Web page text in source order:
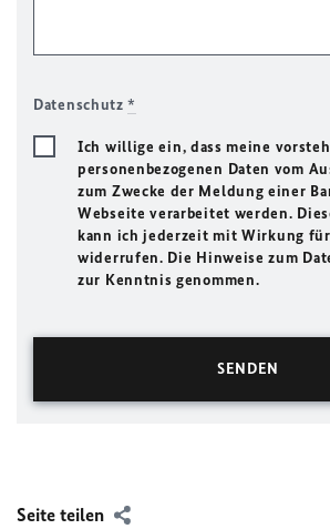
Datenschutz*
Ich willige ein, dass meine
personenbezogenen Daten vom
zum Zwecke der Meldung einer
Webseite verarbeitet werden.
kann ich jederzeit mit Wirkung
widerrufen. Die Hinweise zum
zur Kenntnis genommen.
Seite teilen